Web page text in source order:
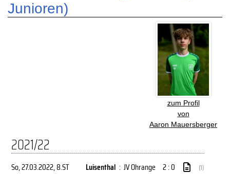
Junioren)
zum Profil
von
Aaron Mauersberger
2021/22
So, 27.03.2022, 8.ST Luisenthal : JV Ohrange 2 : 0 (1)